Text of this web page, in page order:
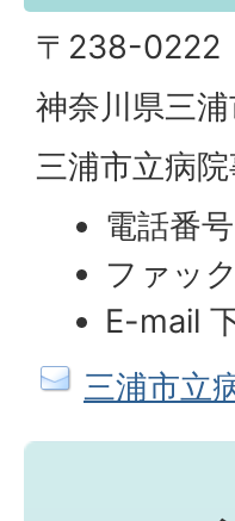
〒238-0222
神奈川県三
三浦市立病
電話番
ファッ
E-mail
三浦市立